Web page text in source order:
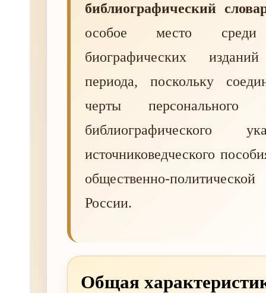
библиографический
особое место среди
биографических изданий
периода, поскольку
черты персонального
библиографического
источниковедческого
общественно-
России.
Общая